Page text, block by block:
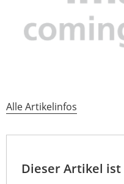
Alle Artikelinfos
Dieser Artikel